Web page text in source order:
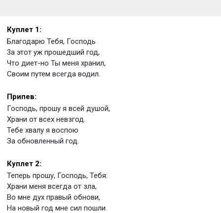
Куплет 1:
Благодарю Тебя, Господь
3а этот уж прошедший год,
Что диет-но Ты меня хранил,
Своим путем всегда водил.
Припев:
Господь, прошу я всей душой,
Храни от всех невзгод.
Тебе хвалу я воспою
За обновленный год.
Куплет 2:
Теперь прошу, Господь, Тебя:
Храни меня всегда от зла,
Во мне дух правый обнови,
На новый год мне сил пошли.